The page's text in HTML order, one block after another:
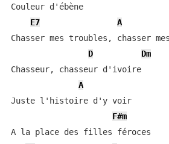
Couleur d'ébène
E7
A
Chasser mes troubles, chasser
D
Dm
Chasseur, chasseur d'ivoire
A
Juste l'histoire d'y voir
F#m
A la place des filles féroces